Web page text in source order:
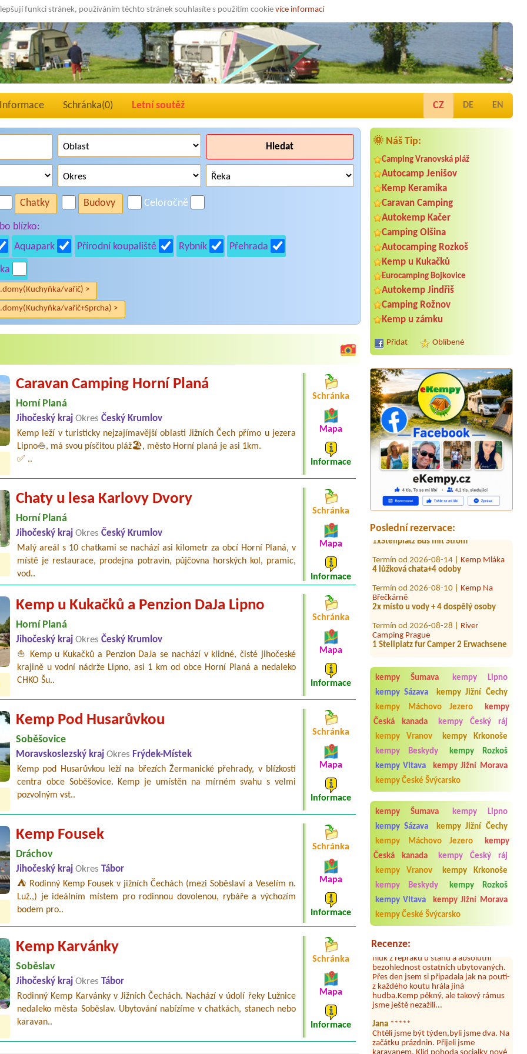
funkci stránek, používáním těchto stránek souhlasíte s použitím cookie více informací
Informace Schránka(0) Letní soutěž CZ DE EN
🌞 Náš Tip:
Camping Vranovská pláž
Autocamp Jenišov
Kemp Keramika
Caravan Camping
Autokemp Kačer
Camping Olšina
Autocamping Rozkoš
Kemp u Kukačků
Eurocamping Bojkovice
Autokemp Jindřiš
Camping Rožnov
Kemp u zámku
Přidat Oblíbené
Poslední rezervace:
Termín od 2026-08-09 |Camp Horní
Lipka
1 stan + auto + 2 osoby
Termín od 2026-07-29 |Autocamp
Termín od 2026-08-07 |Autokemp
Kristýna Jiránek
1xStellplatz Bus mit Strom
4 lůžková chata+4 odoby
Břečkárně
2x místo u vody + 4 dospělý osoby
Camping Prague
1 Stellplatz fur Camper 2 Erwachsene
2 osoby chatka
Termín od 2026-08-10 |Autokemp
4L chatka a 4 osoby + lůžkoviny
Termín od 2026-07-27 |Eurocamp
Běšiny
4L chata, 2 dospělé, 2 děti 2 a 4 roky
Termín od 2026-08-01 | Vranovská
pláž - Holiday park
1 misto u vody pro stan v delce 6m s
el. Pripojkou
kempy Šumava
kempy Lipno
kempy Sázava
kempy Jižní Čechy
kempy Máchovo Jezero
kempy
Česká kanada
kempy Český ráj
kempy Vranov
kempy Krkonoše
kempy Beskydy
kempy Rozkoš
kempy Vltava
kempy Jižní Morava
kempy České Švýcarsko
kempy Šumava
kempy Lipno
kempy Sázava
kempy Jižní Čechy
kempy Máchovo Jezero
kempy
Česká kanada
kempy Český ráj
kempy Vranov
kempy Krkonoše
kempy Beskydy
kempy Rozkoš
kempy Vltava
kempy Jižní Morava
kempy České Švýcarsko
Recenze:
Byli jsme zde v týdnu od 25.7. do 1.8.
2026. Kemp jako takový je pěkný. V
umývárně i na WC bylo vždy čisto,
doplněný papír i utěrky, což při
množství návštěvníků není
samozřejmost. V kempu je obchod a
Co nás ale velice zklamalo byl celodenní
hluk z repráků u stanů a absolutní
bezohlednost ostatních ubytovaných.
Přes den jsem si připadala jak na pouti-
z každého koutu hrála jiná
hudba.Kemp pěkný, ale takový rámus
jsme ještě nezažili...
Chtěli jsme být týden,byli jsme dva. Na
začátku prázdnin. Přijeli jsme
karavanem. Klid pohoda socialky nové
krásné čisté,koupání super. Restaurace
Hledat
Chatky Budovy Celoročně
blízko:
Aquapark Přírodní koupaliště Rybník Přehrada
vařič) >
vařič+Sprcha) >
Caravan Camping Horní Planá
Horní Planá
Jihočeský krajOkres Český Krumlov
Kemp leží v turisticky nejzajímavější oblasti Jižních Čech přímo u jezera
Lipno⛵, má svou písčitou pláž🏖️, město Horní planá je asi 1km.
✅ ..
Schránka
Mapa
Informace
Chaty u lesa Karlovy Dvory
Horní Planá
Jihočeský krajOkres Český Krumlov
Malý areál s 10 chatkami se nachází asi kilometr za obcí Horní Planá, v
místě je restaurace, prodejna potravin, půjčovna horských kol, pramic,
vod..
Schránka
Mapa
Informace
Kemp u Kukačků a Penzion DaJa Lipno
Horní Planá
Jihočeský krajOkres Český Krumlov
⛵ Kemp u Kukačků a Penzion DaJa se nachází v klidné, čisté jihočeské
krajině u vodní nádrže Lipno, asi 1 km od obce Horní Planá a nedaleko
CHKO Šu..
Schránka
Mapa
Informace
Kemp Pod Husarůvkou
Soběšovice
Moravskoslezský krajOkres Frýdek-Místek
Kemp pod Husarůvkou leží na březích Žermanické přehrady, v blízkosti
centra obce Soběšovice. Kemp je umístěn na mírném svahu s velmi
pozvolným vst..
Schránka
Mapa
Informace
Kemp Fousek
Dráchov
Jihočeský krajOkres Tábor
⛺ Rodinný Kemp Fousek v jižních Čechách (mezi Soběslaví a Veselím n.
Luž.,) je ideálním místem pro rodinnou dovolenou, rybáře a výchozím
bodem pro..
Schránka
Mapa
Informace
Kemp Karvánky
Soběslav
Jihočeský krajOkres Tábor
Rodinný Kemp Karvánky v Jižních Čechách. Nachází v údolí řeky Lužnice
nedaleko města Soběslav. Ubytování nabízíme v chatkách, stanech nebo
karavan..
Schránka
Mapa
Informace